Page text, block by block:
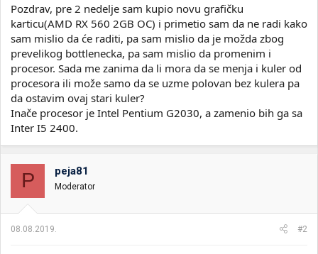
j
a
Pozdrav, pre 2 nedelje sam kupio novu grafičku
karticu(AMD RX 560 2GB OC) i primetio sam da ne radi kako
sam mislio da će raditi, pa sam mislio da je možda zbog
prevelikog bottlenecka, pa sam mislio da promenim i
procesor. Sada me zanima da li mora da se menja i kuler od
procesora ili može samo da se uzme polovan bez kulera pa
da ostavim ovaj stari kuler?
Inače procesor je Intel Pentium G2030, a zamenio bih ga sa
Inter I5 2400.
P peja81
Moderator
08.08.2019. #2